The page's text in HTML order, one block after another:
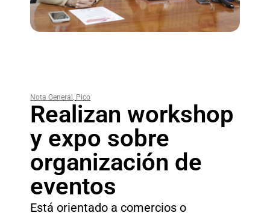
Nota General , Pico
Realizan workshop
y expo sobre
organización de
eventos
Está orientado a comercios o